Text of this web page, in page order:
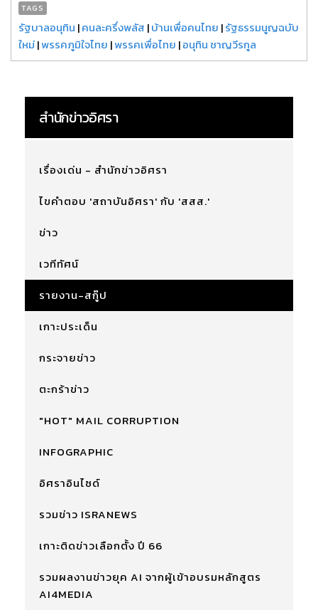
TAGS
รัฐบาลอนุทิน |คนละครึ่งพลัส |บ้านเพื่อคนไทย |รัฐธรรมนูญฉบับ
ใหม่|พรรคภูมิใจไทย |พรรคเพื่อไทย |อนุทิน ชาญวีรกูล
สำนักข่าวอิศรา
เรื่องเด่น - สำนักข่าวอิศรา
ไขคำตอบ 'สถาบันอิศรา' กับ 'สสส.'
ข่าว
เวทีทัศน์
รายงาน-สกู๊ป
เกาะประเด็น
กระจายข่าว
ตะกร้าข่าว
"HOT" MAIL CORRUPTION
INFOGRAPHIC
อิศราอินไซด์
รวมข่าว ISRANEWS
เกาะติดข่าวเลือกตั้ง ปี 66
รวมผลงานข่าวยุค AI จากผู้เข้าอบรมหลักสูตร
AI4MEDIA